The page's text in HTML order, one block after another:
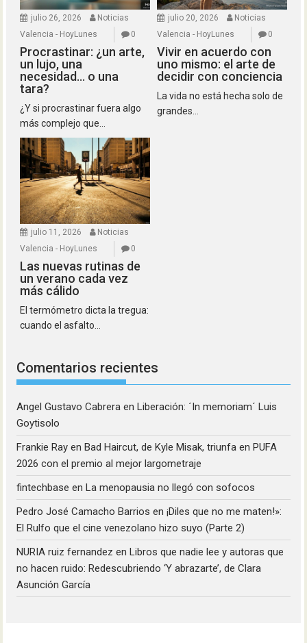
julio 26, 2026
Noticias
Valencia - HoyLunes
0
Procrastinar: ¿un arte,
un lujo, una
necesidad… o una
tara?
¿Y si procrastinar fuera algo
más complejo que...
julio 20, 2026
Noticias
Valencia - HoyLunes
0
Vivir en acuerdo con
uno mismo: el arte de
decidir con conciencia
La vida no está hecha solo de
grandes...
julio 11, 2026
Noticias
Valencia - HoyLunes
0
Las nuevas rutinas de
un verano cada vez
más cálido
El termómetro dicta la tregua:
cuando el asfalto...
Comentarios recientes
Angel Gustavo Cabrera en Liberación: ´In memoriam´ Luis
Goytisolo
Frankie Ray en Bad Haircut, de Kyle Misak, triunfa en PUFA
2026 con el premio al mejor largometraje
fintechbase en La menopausia no llegó con sofocos
Pedro José Camacho Barrios en¡Diles que no me maten!»:
El Rulfo que el cine venezolano hizo suyo (Parte 2)
NURIA ruiz fernandez en Libros que nadie lee y autoras que
no hacen ruido: Redescubriendo ‘Y abrazarte’, de Clara
Asunción García